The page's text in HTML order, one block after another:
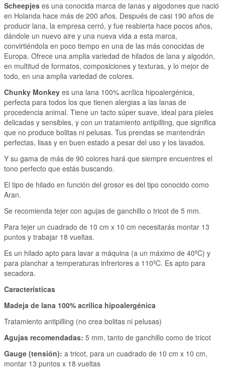
Scheepjes es una conocida marca de lanas y algodones que nació
en Holanda hace más de 200 años. Después de casi 190 años de
producir lana, la empresa cerró, y fue reabierta hace pocos años,
dándole un nuevo aire y una nueva vida a esta marca,
convirtiéndola en poco tiempo en una de las más conocidas de
Europa. Ofrece una amplia variedad de hilados de lana y algodón,
en multitud de formatos, composiciones y texturas, y lo mejor de
todo, en una amplia variedad de colores.
Chunky Monkey es una lana 100% acrílica hipoalergénica,
perfecta para todos los que tienen alergias a las lanas de
procedencia animal. Tiene un tacto súper suave, ideal para pieles
delicadas y sensibles, y con un tratamiento antipilling, que significa
que no produce bolitas ni pelusas. Tus prendas se mantendrán
perfectas, lisas y en buen estado a pesar del uso y los lavados.
Y su gama de más de 90 colores hará que siempre encuentres el
tono perfecto que estás buscando.
El tipo de hilado en función del grosor es del tipo conocido como
Aran.
Se recomienda tejer con agujas de ganchillo o tricot de 5 mm.
Para tejer un cuadrado de 10 cm x 10 cm necesitarás montar 13
puntos y trabajar 18 vueltas.
Es un hilado apto para lavar a máquina (a un máximo de 40ºC) y
para planchar a temperaturas infreriores a 110ºC. Es apto para
secadora.
Características
Madeja de lana 100% acrílica hipoalergénica
Tratamiento antipilling (no crea bolitas ni pelusas)
Agujas recomendadas: 5 mm, tanto de ganchillo como de tricot
Gauge (tensión): a tricot, para un cuadrado de 10 cm x 10 cm,
montar 13 puntos x 18 vueltas